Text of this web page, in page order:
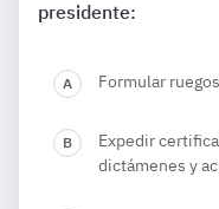
presidente:
Formular
Expedir
dictámenes y